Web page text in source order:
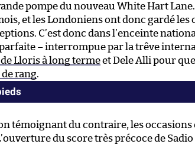
pompe du nouveau White Hart
et les Londoniens ont donc gardé les
C’est donc dans l’enceinte
– interrompue par la trêve
Lloris à long termeet Dele Alli pour
rang.
témoignant du contraire, les occasions
du score très précoce de Sadio